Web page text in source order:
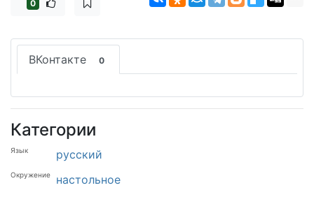
0
ВКонтакте 0
Категории
Язык русский
Окружение настольное